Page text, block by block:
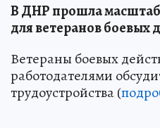
В ДНР прошла
для ветеранов боевых
Ветераны боевых
работодателями
трудоустройства (